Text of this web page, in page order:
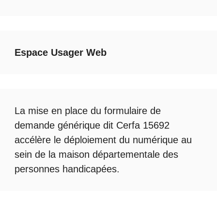
Espace Usager Web
La mise en place du formulaire de
demande générique dit Cerfa 15692
accélère le déploiement du numérique au
sein de la maison départementale des
personnes handicapées.